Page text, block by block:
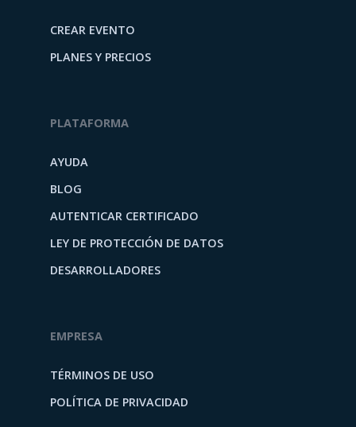
CREAR EVENTO
PLANES Y PRECIOS
PLATAFORMA
AYUDA
BLOG
AUTENTICAR CERTIFICADO
LEY DE PROTECCIÓN DE DATOS
DESARROLLADORES
EMPRESA
TÉRMINOS DE USO
POLÍTICA DE PRIVACIDAD